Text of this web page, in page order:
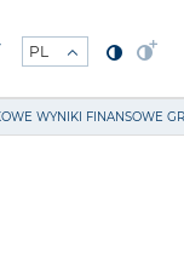
WYNIKI FINANSOWE